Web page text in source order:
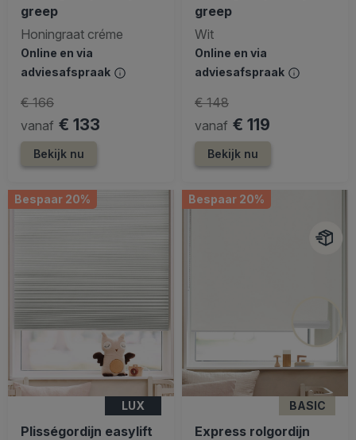
greep
Honingraat créme
Online en via
adviesafspraak
vanaf € 133
€ 166
Bekijk nu
greep
Wit
Online en via
adviesafspraak
vanaf € 119
€ 148
Bekijk nu
Bespaar 20%
LUX
Plisségordijn easylift
Bespaar 20%
BASIC
Express rolgordijn